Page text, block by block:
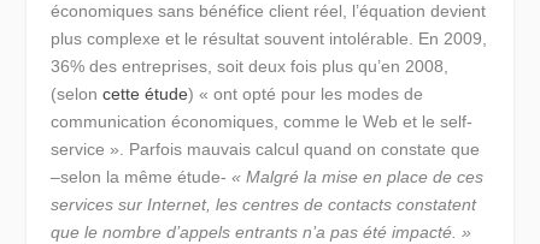
économiques sans bénéfice client réel, l’équation devient
plus complexe et le résultat souvent intolérable. En 2009,
36% des entreprises, soit deux fois plus qu’en 2008,
(seloncette étude) « ont opté pour les modes de
communication économiques, comme le Web et le self-
service ». Parfois mauvais calcul quand on constate que
–selon la même étude-« Malgré la mise en place de ces
services sur Internet, les centres de contacts constatent
que le nombre d’appels entrants n’a pas été impacté. »